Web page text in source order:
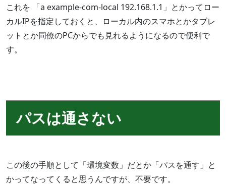
これを 「a example-com-local 192.168.1.1」とかってロー
カルIPを指定しておくと、ローカル内のスマホとかタブレ
ットとか同僚のPCからでも見れるようになるので便利で
す。
パスは通さない
この後の手順として「環境変数」だとか「パスを通す」と
かってなってくると思うんですが、不要です。